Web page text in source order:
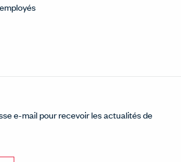
e-mail pour recevoir les actualités de